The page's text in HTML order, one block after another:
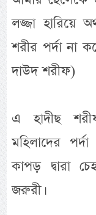
লজ্জা হারিয়ে
শরীর পর্দা
দাউদ শরীফ)
এ হাদীছ
মহিলাদের
কাপড় দ্বারা
জরুরী।